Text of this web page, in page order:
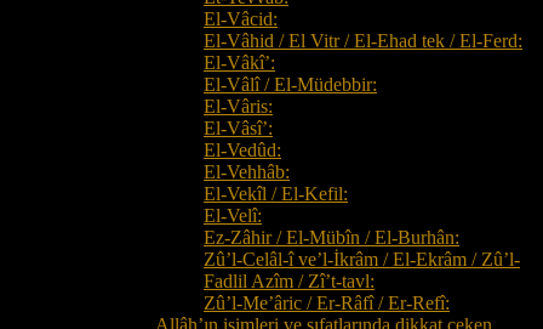
El-Vâcid:
El-Vâhid / El Vitr / El-Ehad tek / El-Ferd:
El-Vâkî’:
El-Vâlî / El-Müdebbir:
El-Vâris:
El-Vâsî’:
El-Vedûd:
El-Vehhâb:
El-Vekîl / El-Kefil:
El-Velî:
Ez-Zâhir / El-Mübîn / El-Burhân:
Zû’l-Celâl-î ve’l-İkrâm / El-Ekrâm / Zû’l-
Fadlil Azîm / Zî’t-tavl:
Zû’l-Me’âric / Er-Râfî / Er-Refî:
Allâh’ın isimleri ve sıfatlarında dikkat çeken